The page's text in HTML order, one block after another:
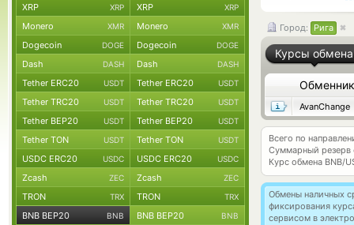
Город: Рига
Курсы обмена
Обменник
AvanChange
Всего по
Суммарный резерв
Курс обмена BNB/
Обмены наличных
фиксирования
сервисом в
XRP XRP XRP XRP
Monero XMR Monero XMR
Dogecoin DOGE Dogecoin DOGE
Dash DASH Dash DASH
Tether ERC20 USDT Tether ERC20 USDT
Tether TRC20 USDT Tether TRC20 USDT
Tether BEP20 USDT Tether BEP20 USDT
Tether TON USDT Tether TON USDT
USDC ERC20 USDC USDC ERC20 USDC
Zcash ZEC Zcash ZEC
TRON TRX TRON TRX
BNB BEP20 BNB BNB BEP20 BNB